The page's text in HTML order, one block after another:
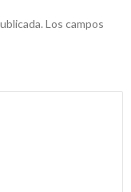
Los campos